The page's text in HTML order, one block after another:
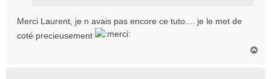
Merci Laurent, je n avais pas encore ce tuto.... je le met de
coté precieusement